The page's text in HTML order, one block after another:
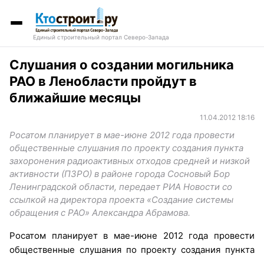
Единый строительный портал Северо-Запада
Слушания о создании могильника
РАО в Ленобласти пройдут в
ближайшие месяцы
11.04.2012 18:16
Росатом планирует в мае-июне 2012 года провести
общественные слушания по проекту создания пункта
захоронения радиоактивных отходов средней и низкой
активности (ПЗРО) в районе города Сосновый Бор
Ленинградской области, передает РИА Новости со
ссылкой на директора проекта «Создание системы
обращения с РАО» Александра Абрамова.
Росатом планирует в мае-июне 2012 года провести
общественные слушания по проекту создания пункта